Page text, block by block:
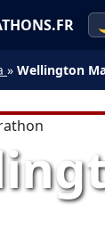
» Wellington